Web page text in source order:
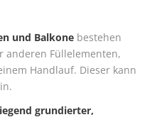
und Balkonebestehen
anderen Füllelementen,
Handlauf. Dieser kann
grundierter,